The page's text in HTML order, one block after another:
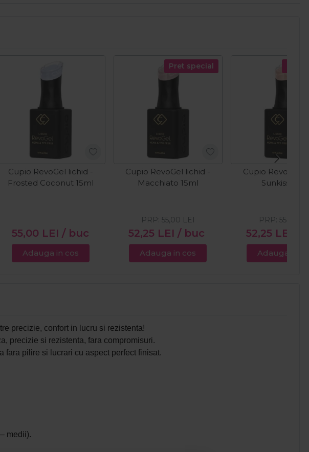
Cupio RevoGel lichid -
Frosted Coconut 15ml
55,00 LEI / buc
Adauga in cos
Pret special
Cupio RevoGel lichid -
Macchiato 15ml
52,25 LEI / buc
PRP: 55,00 LEI
Adauga in cos
Cupio RevoGel
Sunkiss
52,25 LEI
PRP: 55,00
Adauga in
precizie, confort in lucru si rezistenta!
precizie si rezistenta, fara compromisuri.
fara pilire si lucrari cu aspect perfect finisat.
medii).